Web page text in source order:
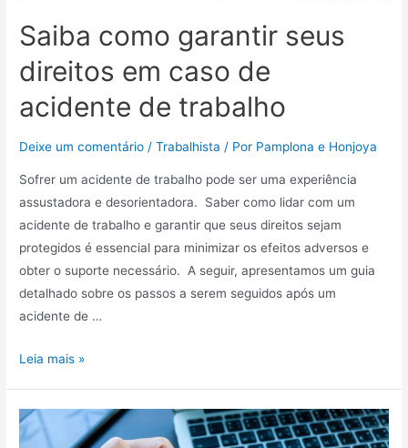
Saiba como garantir seus
direitos em caso de
acidente de trabalho
Deixe um comentário /Trabalhista / Por Pamplona e Honjoya
Sofrer um acidente de trabalho pode ser uma experiência
assustadora e desorientadora. Saber como lidar com um
acidente de trabalho e garantir que seus direitos sejam
protegidos é essencial para minimizar os efeitos adversos e
obter o suporte necessário. A seguir, apresentamos um guia
detalhado sobre os passos a serem seguidos após um
acidente de …
Leia mais »